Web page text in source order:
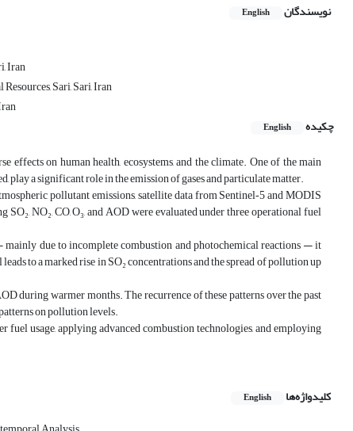
نویسندگان English
Iran
Sari, Sari, Iran
چکیده
English
effects on human health, ecosystems, and the climate. One of the main
play a significant role in the emission of gases and particulate matter.
pollutant emissions, satellite data from Sentinel‑5 and MODIS
NO₂, CO, O₃, and AOD were evaluated under three operational fuel
due to incomplete combustion and photochemical reactions — it
to a marked rise in SO₂ concentrations and the spread of pollution up
during warmer months. The recurrence of these patterns over the past
on pollution levels.
usage, applying advanced combustion technologies, and employing
کلیدواژه‌ها English